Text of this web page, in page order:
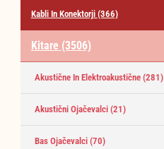
Kabli In Konektorji (366)
Kitare (3506)
Akustične In Elektroakustične (281)
Akustični Ojačevalci (21)
Bas Ojačevalci (70)